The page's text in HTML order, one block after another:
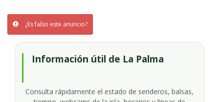
¿Es falso este anuncio?
Información útil de La Palma
Consulta rápidamente el estado de senderos, balsas,